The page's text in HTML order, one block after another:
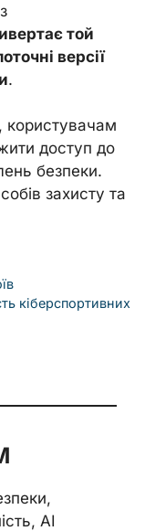
той
версії
.
користувачам
доступ до
безпеки.
захисту та
кіберспортивних
AI